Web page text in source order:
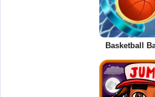
Basketball